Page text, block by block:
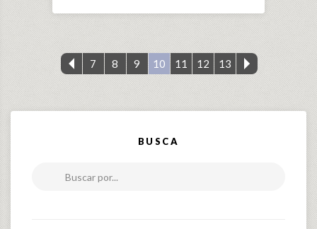
7 8 9 10 11 12 13
BUSCA
Buscar por...